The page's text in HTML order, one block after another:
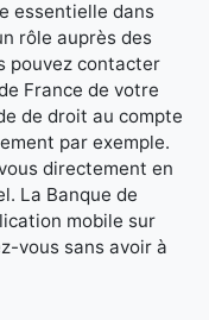
essentielle dans
rôle auprès des
pouvez contacter
France de votre
de droit au compte
par exemple.
directement en
La Banque de
mobile sur
vous sans avoir à